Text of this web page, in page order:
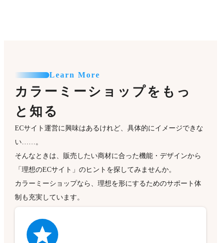
Learn More
カラーミーショップをもっ
と知る
ECサイト運営に興味はあるけれど、具体的にイメージできな
い……。
そんなときは、販売したい商材に合った機能・デザインから
「理想のECサイト」のヒントを探してみませんか。
カラーミーショップなら、理想を形にするためのサポート体
制も充実しています。